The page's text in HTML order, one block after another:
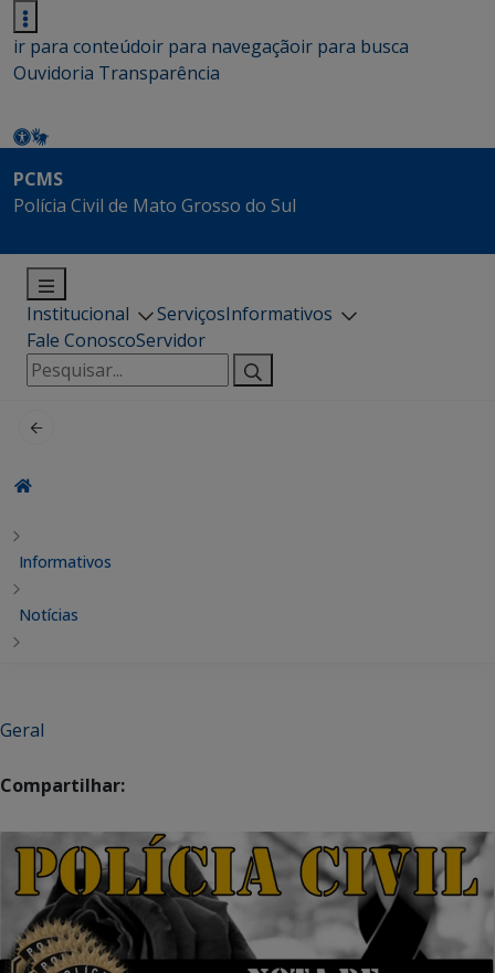
ir para conteúdoir para navegaçãoir para busca
Ouvidoria Transparência
PCMS
Polícia Civil de Mato Grosso do Sul
Institucional ServiçosInformativos
Fale ConoscoServidor
Pesquisar
por:
Informativos
Notícias
Geral
Compartilhar: